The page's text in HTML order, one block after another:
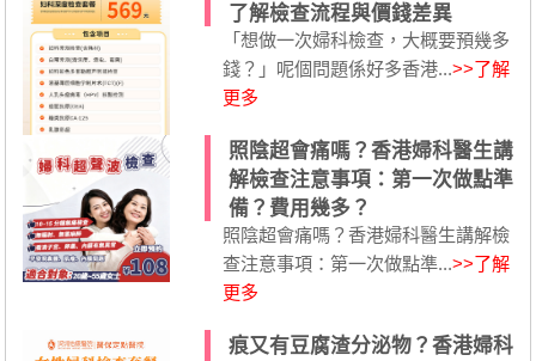
了解檢查流程與價錢差異
「想做一次婦科檢查，大概要預幾多
錢？」呢個問題係好多香港...>>了解
更多
照陰超會痛嗎？香港婦科醫生講
解檢查注意事項：第一次做點準
備？費用幾多？
照陰超會痛嗎？香港婦科醫生講解檢
查注意事項：第一次做點準...>>了解
更多
痕又有豆腐渣分泌物？香港婦科